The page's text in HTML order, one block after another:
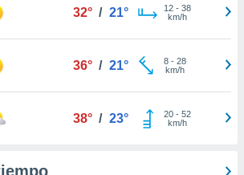
32° / 21° 12- 38
km/h
36° / 21° 8- 28
km/h
38° / 23° 20- 52
km/h